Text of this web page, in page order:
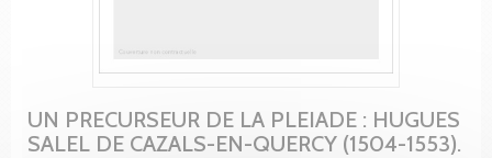
UN PRECURSEUR DE LA PLEIADE : HUGUES
SALEL DE CAZALS-EN-QUERCY (1504-1553).